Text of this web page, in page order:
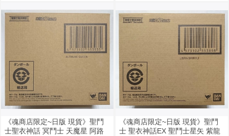
《魂商店限定~日版 現貨》聖鬥
士聖衣神話 冥鬥士 天魔星 阿路
《魂商店限定~日版 現貨》聖鬥
士 聖衣神話EX 聖鬥士星矢 紫龍